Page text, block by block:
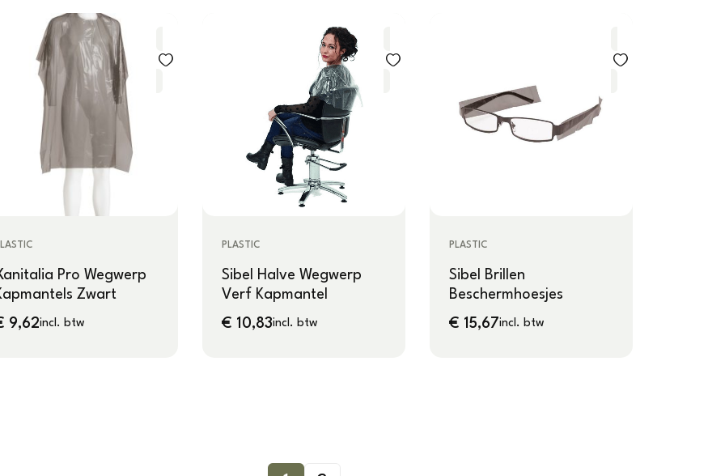
Pro Wegwerp
Zwart
9,62incl. btw
PLASTIC
Sibel Halve Wegwerp
Verf Kapmantel
€ 10,83incl. btw
PLASTIC
Sibel Brillen
Beschermhoesjes
€ 15,67incl. btw